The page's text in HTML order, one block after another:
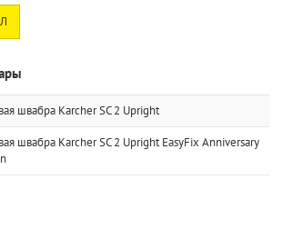
швабра Karcher SC 2 Upright
швабра Karcher SC 2 Upright EasyFix Anniversary